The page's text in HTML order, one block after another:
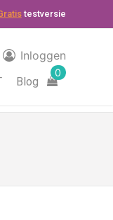
testversie
Inloggen
0
Blog